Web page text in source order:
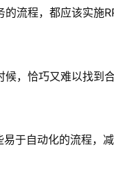
流程，都应该实施
，恰巧又难以找到
于自动化的流程，